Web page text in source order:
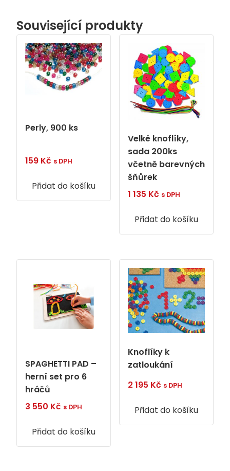
Související produkty
Perly, 900 ks
159 Kč s DPH
Přidat do košíku
Velké knoflíky,
sada 200ks
včetně barevných
šňůrek
1 135 Kč s DPH
Přidat do košíku
SPAGHETTI PAD –
herní set pro 6
hráčů
3 550 Kč s DPH
Přidat do košíku
Knoflíky k
zatloukání
2 195 Kč s DPH
Přidat do košíku